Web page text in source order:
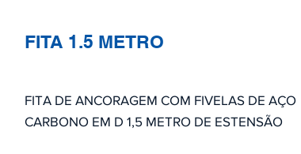
FITA DE ANCORAGEM COM FIVELAS DE AÇO
CARBONO EM D 1,5 METRO DE ESTENSÃO
FITA 1.5 METRO